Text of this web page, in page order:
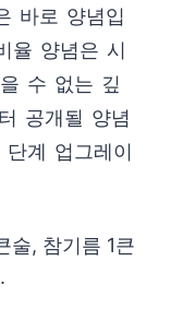
바로 양념입
율 양념은 시
수 없는 깊
공개될 양념
계 업그레이
술, 참기름 1큰